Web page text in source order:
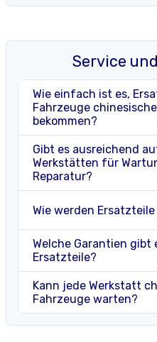
Service
Wie einfach ist es,
Fahrzeuge
bekommen?
Gibt es ausreichend
Werkstätten für
Reparatur?
Wie werden
Welche Garantien gibt
Ersatzteile?
Kann jede Werkstatt
Fahrzeuge warten?